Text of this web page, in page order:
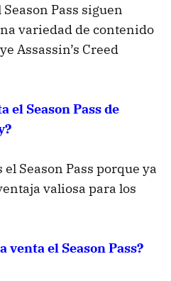
Pass siguen
variedad de contenido
Assassin’s Creed
el Season Pass de
Season Pass porque ya
valiosa para los
venta el Season Pass?